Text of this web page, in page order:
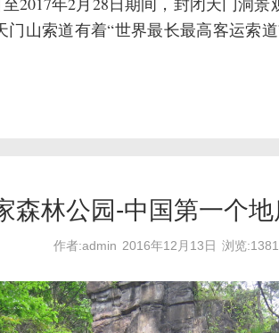
山索道有着“世界最长最高客运索
森林公园-中国第一个
作者:admin 2016年12月13日 浏览